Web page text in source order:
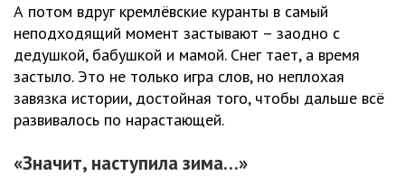
А потом вдруг кремлёвские куранты в самый
неподходящий момент застывают – заодно с
дедушкой, бабушкой и мамой. Снег тает, а время
застыло. Это не только игра слов, но неплохая
завязка истории, достойная того, чтобы дальше всё
развивалось по нарастающей.
«Значит, наступила зима…»